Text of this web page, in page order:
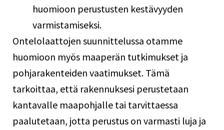
huomioon perustusten kestävyyden
varmistamiseksi.
Ontelolaattojen suunnittelussa otamme
huomioon myös maaperän tutkimukset ja
pohjarakenteiden vaatimukset. Tämä
tarkoittaa, että rakennuksesi perustetaan
kantavalle maapohjalle tai tarvittaessa
paalutetaan, jotta perustus on varmasti luja ja